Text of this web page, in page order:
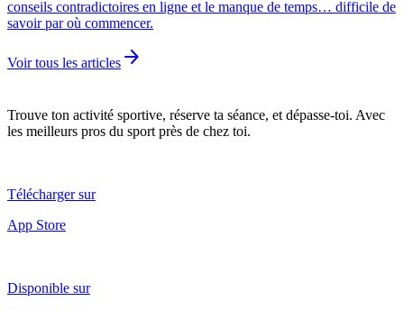
conseils contradictoires en ligne et le manque de temps… difficile de
savoir par où commencer.
Voir tous les articles arrow_forward
Trouve ton activité sportive, réserve ta séance, et dépasse-toi. Avec
les meilleurs pros du sport près de chez toi.
Télécharger sur
App Store
Disponible sur